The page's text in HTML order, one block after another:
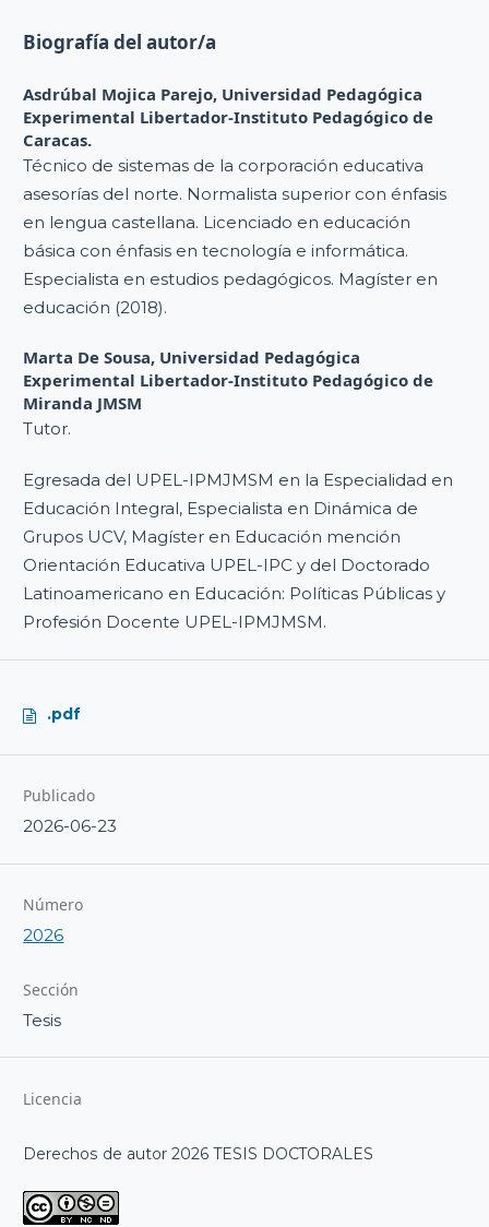
Biografía del autor/a
Asdrúbal Mojica Parejo, Universidad Pedagógica
Experimental Libertador-Instituto Pedagógico de
Caracas.
Técnico de sistemas de la corporación educativa
asesorías del norte. Normalista superior con énfasis
en lengua castellana. Licenciado en educación
básica con énfasis en tecnología e informática.
Especialista en estudios pedagógicos. Magíster en
educación (2018).
Marta De Sousa, Universidad Pedagógica
Experimental Libertador-Instituto Pedagógico de
Miranda JMSM
Tutor.
Egresada del UPEL-IPMJMSM en la Especialidad en
Educación Integral, Especialista en Dinámica de
Grupos UCV, Magíster en Educación mención
Orientación Educativa UPEL-IPC y del Doctorado
Latinoamericano en Educación: Políticas Públicas y
Profesión Docente UPEL-IPMJMSM.
.pdf
Publicado
2026-06-23
Número
2026
Sección
Tesis
Licencia
Derechos de autor 2026 TESIS DOCTORALES